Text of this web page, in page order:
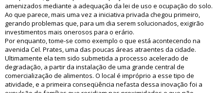
amenizados mediante a adequação da lei de uso e ocupação do solo.
Ao que parece, mais uma vez a iniciativa privada chegou primeiro,
gerando problemas que, para um dia serem solucionados, exigirão
investimentos mais onerosos para o erário.
Por enquanto, tome-se como exemplo o que está acontecendo na
avenida Cel. Prates, uma das poucas áreas atraentes da cidade.
Ultimamente ela tem sido submetida a processo acelerado de
degradação, a partir da instalação de uma grande central de
comercialização de alimentos. O local é impróprio a esse tipo de
atividade, e a primeira conseqüência nefasta dessa inovação foi a